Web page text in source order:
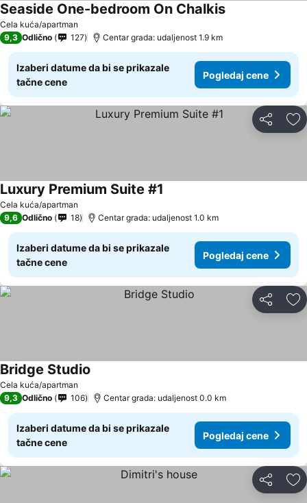
Cela kuća/apartman
Seaside One-bedroom On Chalkis
9,3 Odlično 127 Centar grada: udaljenost 1.9 km
Izaberi datume da bi se prikazale
tačne cene
Pogledaj cene
Deli
Cela kuća/apartman
Luxury Premium Suite #1
9,6 Odlično 18 Centar grada: udaljenost 1.0 km
Izaberi datume da bi se prikazale
tačne cene
Pogledaj cene
Deli
Cela kuća/apartman
Bridge Studio
9,3 Odlično 106 Centar grada: udaljenost 0.0 km
Izaberi datume da bi se prikazale
tačne cene
Pogledaj cene
Deli